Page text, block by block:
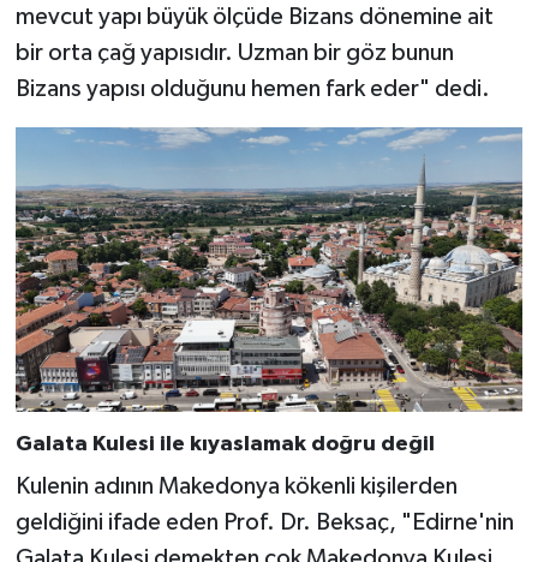
mevcut yapı büyük ölçüde Bizans dönemine ait
bir orta çağ yapısıdır. Uzman bir göz bunun
Bizans yapısı olduğunu hemen fark eder" dedi.
Galata Kulesi ile kıyaslamak doğru değil
Kulenin adının Makedonya kökenli kişilerden
geldiğini ifade eden Prof. Dr. Beksaç, "Edirne'nin